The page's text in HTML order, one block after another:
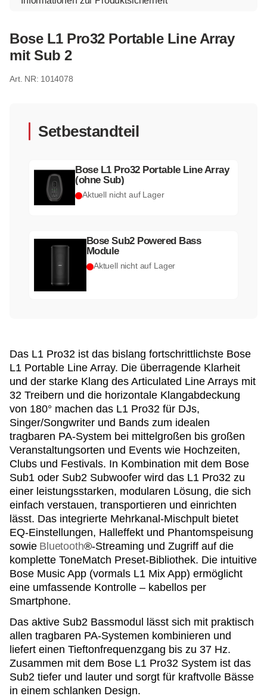
Bose L1 Pro32 Portable Line Array
mit Sub 2
1014078
Setbestandteil
Bose L1 Pro32 Portable Line Array
(ohne Sub)
Aktuell nicht auf Lager
Bose Sub2 Powered Bass
Module
Aktuell nicht auf Lager
Das L1 Pro32 ist das bislang fortschrittlichste Bose
L1 Portable Line Array. Die überragende Klarheit
und der starke Klang des Articulated Line Arrays mit
32 Treibern und die horizontale Klangabdeckung
von 180° machen das L1 Pro32 für DJs,
Singer/Songwriter und Bands zum idealen
tragbaren PA-System bei mittelgroßen bis großen
Veranstaltungsorten und Events wie Hochzeiten,
Clubs und Festivals. In Kombination mit dem Bose
Sub1 oder Sub2 Subwoofer wird das L1 Pro32 zu
einer leistungsstarken, modularen Lösung, die sich
einfach verstauen, transportieren und einrichten
lässt. Das integrierte Mehrkanal-Mischpult bietet
EQ-Einstellungen, Halleffekt und Phantomspeisung
sowie Bluetooth®-Streaming und Zugriff auf die
komplette ToneMatch Preset-Bibliothek. Die intuitive
Bose Music App (vormals L1 Mix App) ermöglicht
eine umfassende Kontrolle – kabellos per
Smartphone.
Das aktive Sub2 Bassmodul lässt sich mit praktisch
allen tragbaren PA-Systemen kombinieren und
liefert einen Tieftonfrequenzgang bis zu 37 Hz.
Zusammen mit dem Bose L1 Pro32 System ist das
Sub2 tiefer und lauter und sorgt für kraftvolle Bässe
in einem schlanken Design.